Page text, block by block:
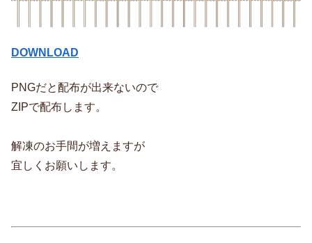
DOWNLOAD
PNGだと配布が出来ないので
ZIPで配布します。
解凍のお手間が増えますが
宜しくお願いします。